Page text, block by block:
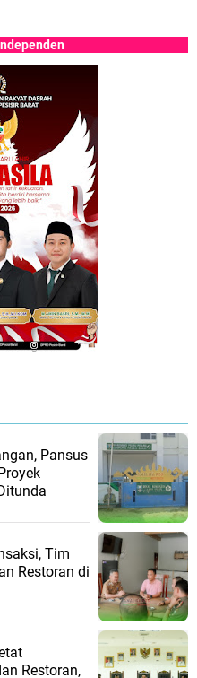
Pansus
Tim
Restoran di
Restoran,